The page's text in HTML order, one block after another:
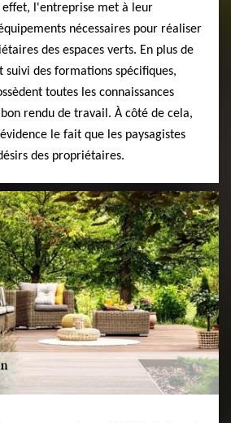
effet, l'entreprise met à leur
nécessaires pour réaliser
des espaces verts. En plus de
suivi des formations spécifiques,
toutes les connaissances
rendu de travail. À côté de cela,
le fait que les paysagistes
des propriétaires.